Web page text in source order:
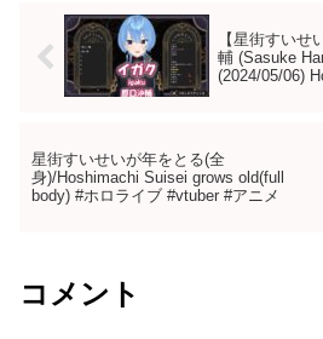
【星街すいせ
輔 (Sasuke
(2024/05/06)
星街すいせいが年をとる(全
身)/Hoshimachi Suisei grows old(full
body) #ホロライブ #vtuber #アニメ
コメント